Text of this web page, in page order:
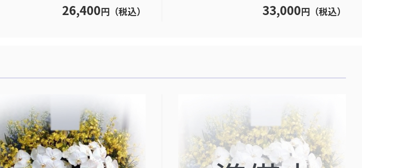
26,400円（税込） 33,000円（税込）